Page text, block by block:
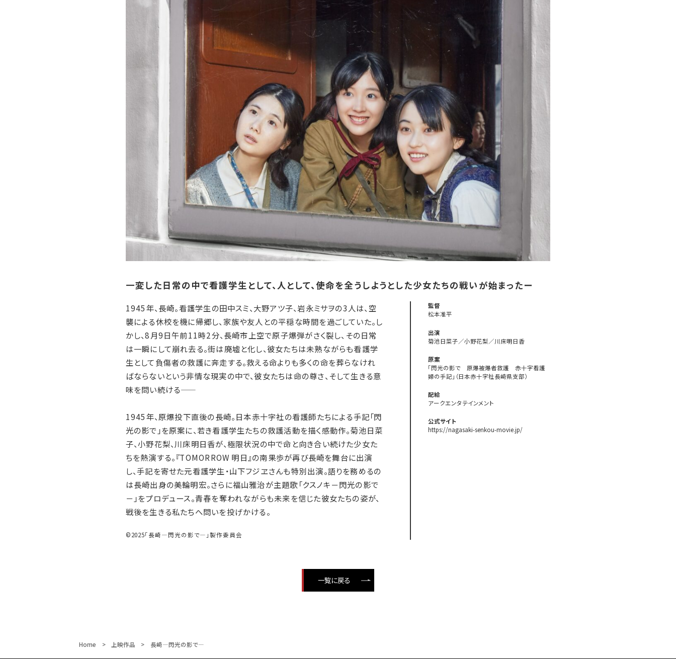
一変した日常の中で看護学生として、人として、使命を全うしようとした少女たちの戦いが始まったー
1945年、長崎。看護学生の田中スミ、大野アツ子、岩永ミサヲの3人は、空
襲による休校を機に帰郷し、家族や友人との平穏な時間を過ごしていた。し
かし、8月9日午前11時2分、長崎市上空で原子爆弾がさく裂し、その日常
は一瞬にして崩れ去る。街は廃墟と化し、彼女たちは未熟ながらも看護学
生として負傷者の救護に奔走する。救える命よりも多くの命を葬らなけれ
ばならないという非情な現実の中で、彼女たちは命の尊さ、そして生きる意
味を問い続ける――
1945年、原爆投下直後の長崎。日本赤十字社の看護師たちによる手記「閃
光の影で」を原案に、若き看護学生たちの救護活動を描く感動作。菊池日菜
子、小野花梨、川床明日香が、極限状況の中で命と向き合い続けた少女た
ちを熱演する。『TOMORROW 明日』の南果歩が再び長崎を舞台に出演
し、手記を寄せた元看護学生・山下フジヱさんも特別出演。語りを務めるの
は長崎出身の美輪明宏。さらに福山雅治が主題歌「クスノキ－閃光の影で
－」をプロデュース。青春を奪われながらも未来を信じた彼女たちの姿が、
戦後を生きる私たちへ問いを投げかける。
©2025「長崎―閃光の影で―」製作委員会
監督
松本准平
出演
菊池日菜子／小野花梨／川床明日香
原案
「閃光の影で 原爆被爆者救護 赤十字看護
婦の手記」（日本赤十字社長崎県支部）
配給
アークエンタテインメント
公式サイト
https://nagasaki-senkou-movie.jp/
一覧に戻る
Home 上映作品 長崎―閃光の影で―